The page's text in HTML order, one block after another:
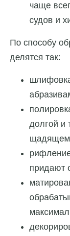
чаще
судов и
По способу
делятся так:
долгой и
придают